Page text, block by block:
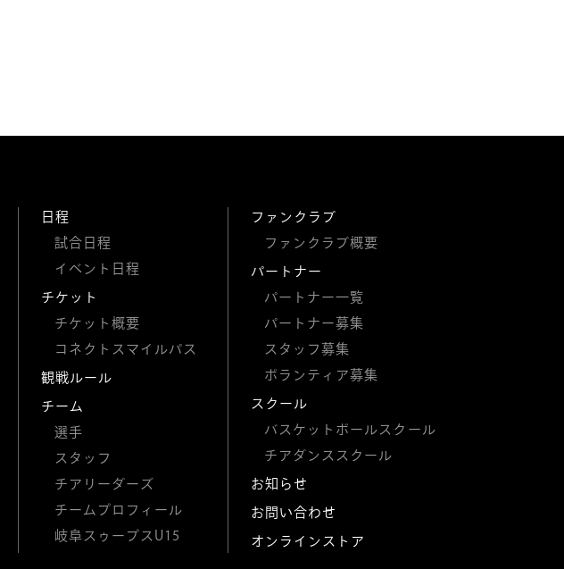
日程
試合日程
イベント日程
チケット
チケット概要
コネクトスマイルパス
観戦ルール
チーム
選手
スタッフ
チアリーダーズ
チームプロフィール
岐阜スゥープスU15
ファンクラブ
ファンクラブ概要
パートナー
パートナー一覧
パートナー募集
スタッフ募集
ボランティア募集
スクール
バスケットボールスクール
チアダンススクール
お知らせ
お問い合わせ
オンラインストア